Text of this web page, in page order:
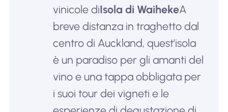
vinicole diIsola di WaihekeA
breve distanza in traghetto dal
centro di Auckland, quest'isola
è un paradiso per gli amanti del
vino e una tappa obbligata per
i suoi tour dei vigneti e le